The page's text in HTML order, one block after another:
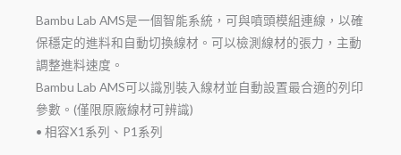
Bambu Lab AMS是一個智能系統，可與噴頭模組連線，以確
保穩定的進料和自動切換線材。可以檢測線材的張力，主動
調整進料速度。
Bambu Lab AMS可以識別裝入線材並自動設置最合適的列印
參數。(僅限原廠線材可辨識)
• 相容X1系列、P1系列